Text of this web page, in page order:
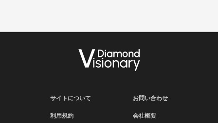
サイトについて
利用規約
お問い合わせ
会社概要